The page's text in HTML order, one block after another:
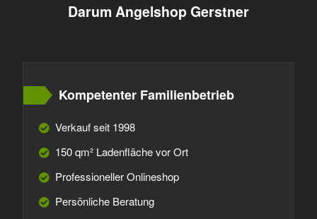
Darum Angelshop Gerstner
Kompetenter Familienbetrieb
Verkauf seit 1998
150 qm² Ladenfläche vor Ort
Professioneller Onlineshop
Persönliche Beratung